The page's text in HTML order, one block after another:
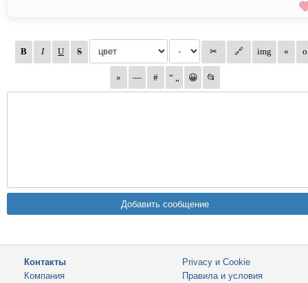
Контакты
Компания
Privacy и Cookie
Правила и условия